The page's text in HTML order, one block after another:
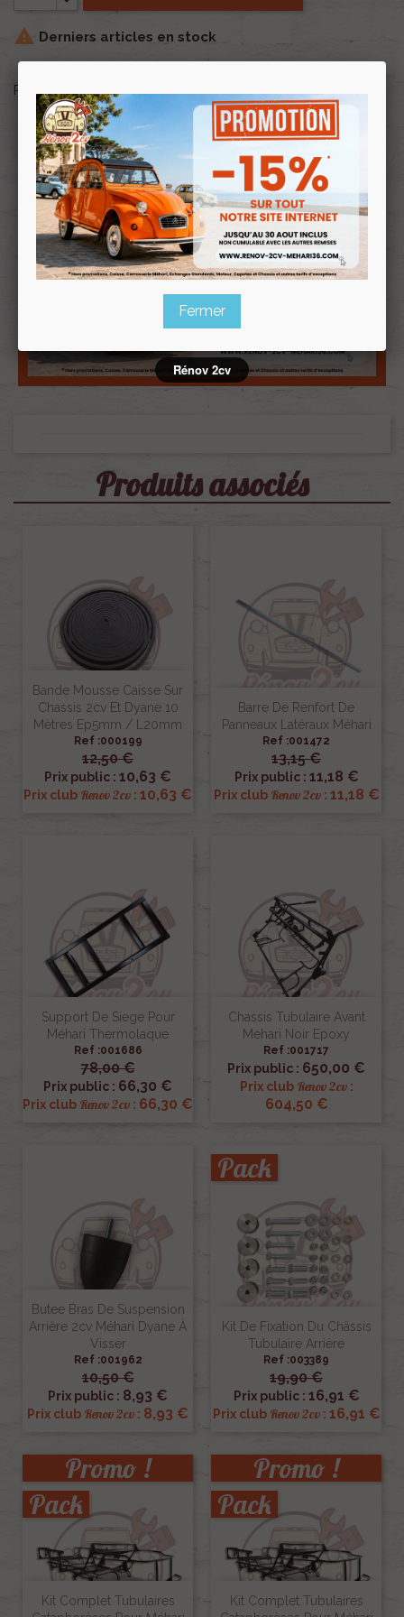
 Derniers articles en stock
Partager
favoriteAJOUTER À MA LISTE D'ENVIES
Produits associés
Bande Mousse Caisse Sur
Chassis 2cv Et Dyane 10
Mètres Ep5mm / L20mm
Ref :000199
12,50 €
Prix public : 10,63 €
Prix club Renov 2cv : 10,63 €
Barre De Renfort De
Panneaux Latéraux Méhari
Ref :001472
13,15 €
Prix public : 11,18 €
Prix club Renov 2cv: 11,18 €
Support De Siege Pour
Méhari Thermolaque
Ref :001686
78,00 €
Prix public : 66,30 €
Prix club Renov 2cv : 66,30 €
Chassis Tubulaire Avant
Mehari Noir Epoxy
Ref :001717
Prix public : 650,00 €
Prix club Renov 2cv:
604,50 €
Butee Bras De Suspension
Arrière 2cv Méhari Dyane À
Visser
Ref :001962
10,50 €
Prix public : 8,93 €
Prix club Renov 2cv : 8,93 €
Kit De Fixation Du Châssis
Tubulaire Arrière
Ref :003389
19,90 €
Prix public : 16,91 €
Prix club Renov 2cv: 16,91 €
Pack
Kit Complet Tubulaires
Promo !
Pack
Kit Complet Tubulaires
Promo !
Pack
Fermer
Rénov 2cv